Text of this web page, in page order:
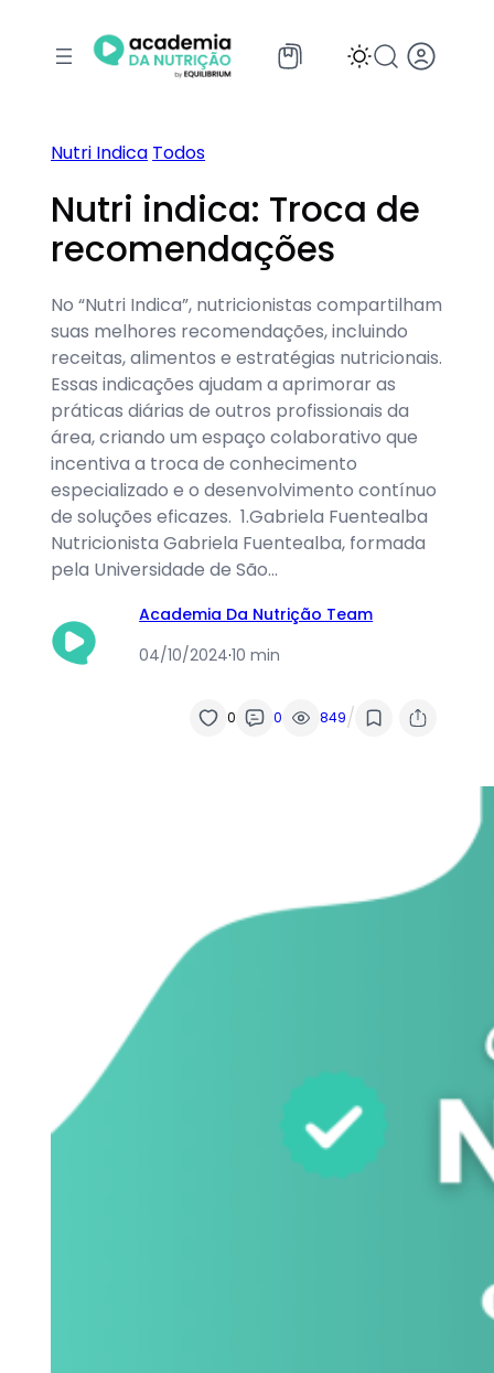
Nutri Indica Todos
Nutri indica: Troca de
recomendações
No “Nutri Indica”, nutricionistas compartilham
suas melhores recomendações, incluindo
receitas, alimentos e estratégias nutricionais.
Essas indicações ajudam a aprimorar as
práticas diárias de outros profissionais da
área, criando um espaço colaborativo que
incentiva a troca de conhecimento
especializado e o desenvolvimento contínuo
de soluções eficazes. 1.Gabriela Fuentealba
Nutricionista Gabriela Fuentealba, formada
pela Universidade de São…
Academia Da Nutrição Team
04/10/2024·10 min
0 0 849/